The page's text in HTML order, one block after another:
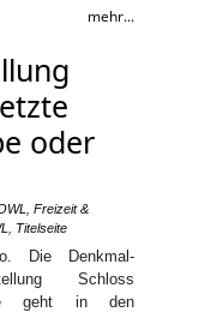
mehr...
oder
Freizeit &
Titelseite
Die Denkmal-
Schloss
geht in den